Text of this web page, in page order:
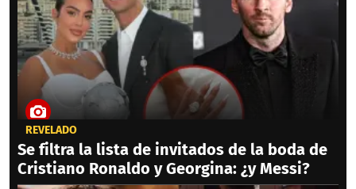
REVELADO
Se filtra la lista de invitados de la boda de
Cristiano Ronaldo y Georgina: ¿y Messi?